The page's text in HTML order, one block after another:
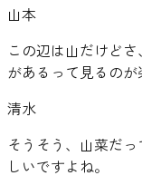
山本
この辺は山だけど
があるって見るのが
清水
そうそう、山菜だ
しいですよね。